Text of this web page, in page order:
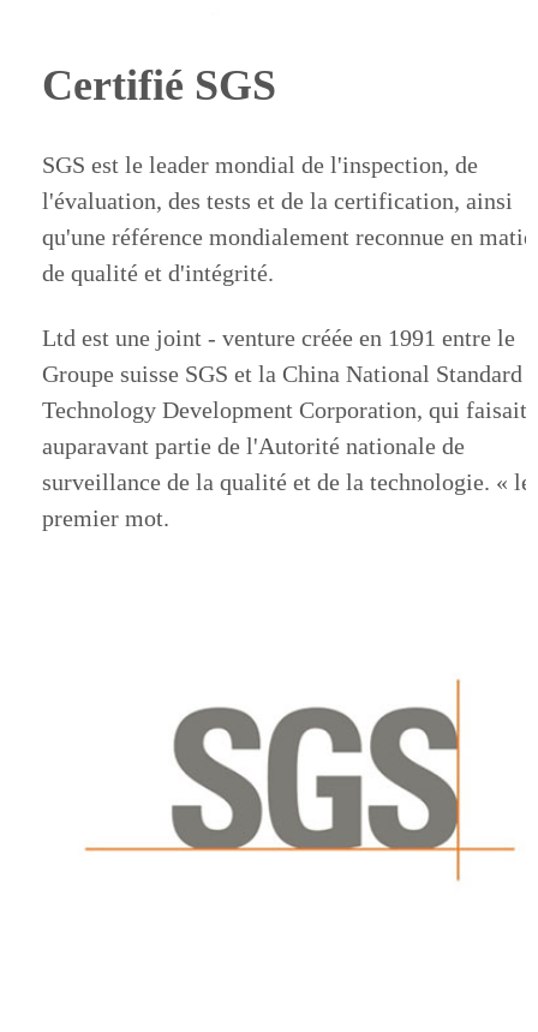
Certifié SGS
SGS est le leader mondial de l'inspection, de
l'évaluation, des tests et de la certification, ainsi
qu'une référence mondialement reconnue en
de qualité et d'intégrité.
Ltd est une joint - venture créée en 1991 entre le
Groupe suisse SGS et la China National Standard
Technology Development Corporation, qui faisait
auparavant partie de l'Autorité nationale de
surveillance de la qualité et de la technologie. « le
premier mot.